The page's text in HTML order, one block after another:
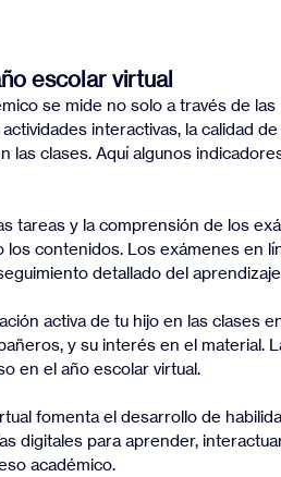
escolar virtual
se mide no solo a través de las
interactivas, la calidad
clases. Aquí algunos
tareas y la comprensión de los
contenidos. Los exámenes en
detallado del
activa de tu hijo en las clases
y su interés en el material.
en el año escolar virtual.
fomenta el desarrollo de
digitales para aprender,
académico.